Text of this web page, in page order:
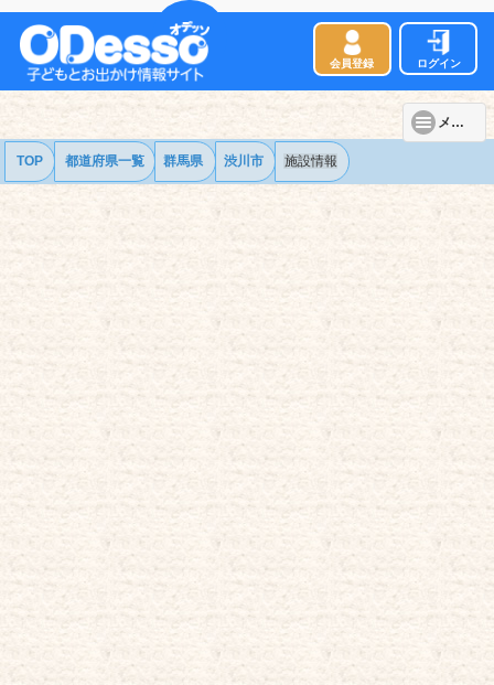
会員登録 ログイン
メニュー
TOP 都道府県一覧 群馬県 渋川市 施設情報